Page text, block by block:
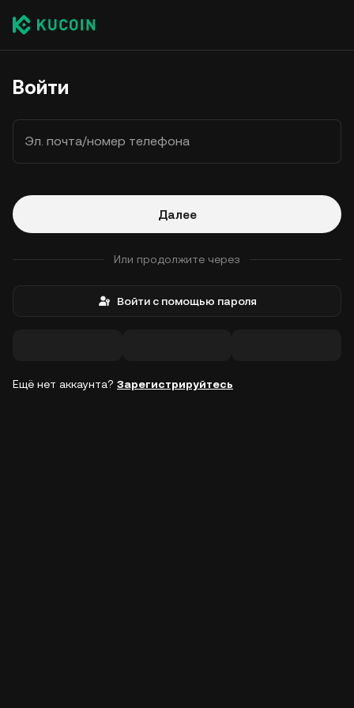
Войти
Эл. почта/номер телефона
Далее
Или продолжите через
Войти с помощью пароля
Ещё нет аккаунта? Зарегистрируйтесь